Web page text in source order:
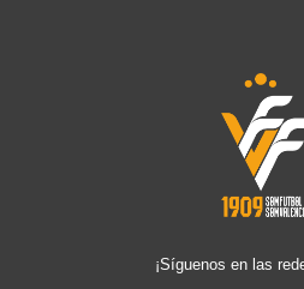
¡Síguenos en las